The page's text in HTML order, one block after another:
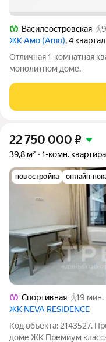
Василеостровская
ЖК Амо (Amo), 4
Отличная 1-комнатная
монолитном доме.
22 750 000 ₽
39,8 м² 1-комн. квартира
новостройка онлайн
Спортивная
19 мин.
ЖК NEVA RESIDENCE
Код объекта: 2143527.
доме ЖК Премиум